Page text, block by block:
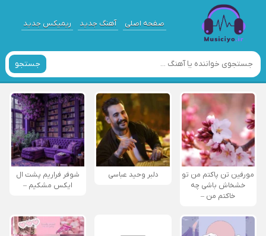
صفحه اصلی آهنگ جدید ریمیکس جدید
جستجو
مورفین تن پاکتم من تو
خشخاش باشی چه
خاکتم من –
دلبر وحید عباسی
شوفر فراریم پشت ال
ایکس مشکیم –